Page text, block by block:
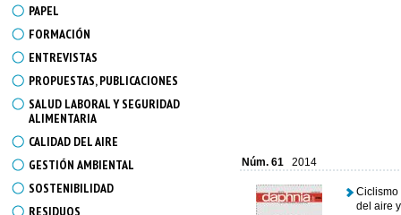
PAPEL
FORMACIÓN
ENTREVISTAS
PROPUESTAS, PUBLICACIONES
SALUD LABORAL Y SEGURIDAD
ALIMENTARIA
CALIDAD DEL AIRE
GESTIÓN AMBIENTAL
SOSTENIBILIDAD
RESIDUOS
Núm. 612014
Ciclismo
del aire